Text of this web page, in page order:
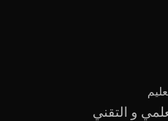
و التقني